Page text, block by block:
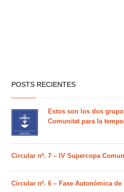
POSTS RECIENTES
Estos son los dos
Comunitat para la
Circular nº. 7 – IV Supercopa
Circular nº. 6 – Fase Autonómica de